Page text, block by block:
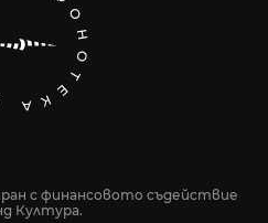
с финансовото съдействие
Култура.